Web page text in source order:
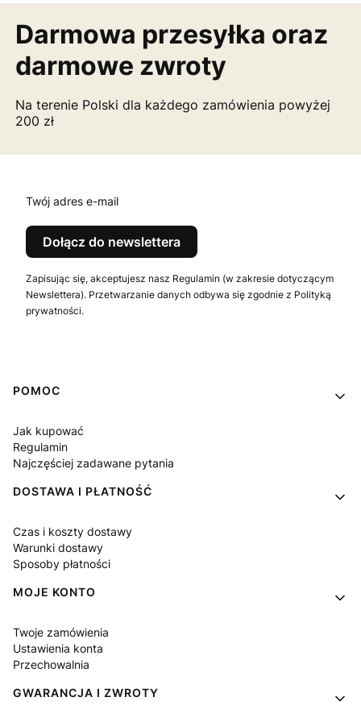
Darmowa przesyłka oraz
darmowe zwroty
Na terenie Polski dla każdego zamówienia powyżej
200 zł
Twój adres e-mail
Dołącz do newslettera
Zapisując się, akceptujesz nasz Regulamin (w zakresie dotyczącym
Newslettera). Przetwarzanie danych odbywa się zgodnie z Polityką
prywatności.
Linki w stopce
POMOC
Jak kupować
Regulamin
Najczęściej zadawane pytania
DOSTAWA I PŁATNOŚĆ
Czas i koszty dostawy
Warunki dostawy
Sposoby płatności
MOJE KONTO
Twoje zamówienia
Ustawienia konta
Przechowalnia
GWARANCJA I ZWROTY